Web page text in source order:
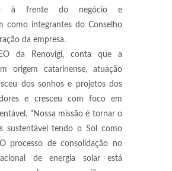
à frente do negócio e
como integrantes do Conselho
da empresa.
da Renovigi, conta que a
origem catarinense, atuação
dos sonhos e projetos dos
e cresceu com foco em
“Nossa missão é tornar o
sustentável tendo o Sol como
processo de consolidação no
de energia solar está